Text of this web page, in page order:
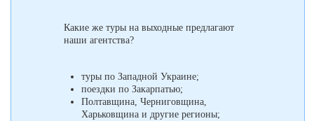
Какие же туры на выходные предлагают
наши агентства?
туры по Западной Украине;
поездки по Закарпатью;
Полтавщина, Черниговщина,
Харьковщина и другие регионы;